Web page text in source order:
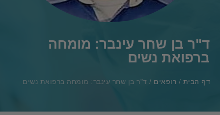
ד"ר בן שחר עינבר: מומחה
ברפואת נשים
דף הבית / רופאים / ד"ר בן שחר עינבר: מומחה ברפואת נשים